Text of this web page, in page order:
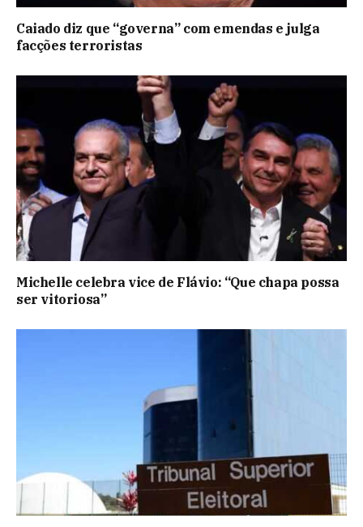
Caiado diz que “governa” com emendas e julga
facções terroristas
Michelle celebra vice de Flávio: “Que chapa possa
ser vitoriosa”